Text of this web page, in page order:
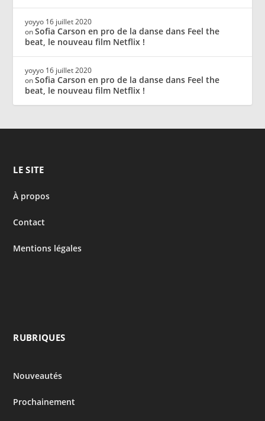
yoyyo 16 juillet 2020
onSofia Carson en pro de la danse dans Feel the
beat, le nouveau film Netflix !
yoyyo 16 juillet 2020
onSofia Carson en pro de la danse dans Feel the
beat, le nouveau film Netflix !
LE SITE
À propos
Contact
Mentions légales
RUBRIQUES
Nouveautés
Prochainement